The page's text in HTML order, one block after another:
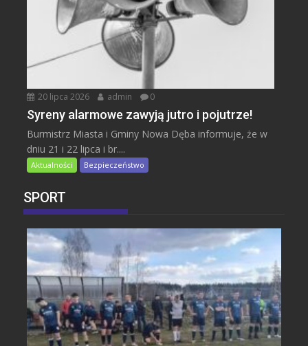
20 lipca 2026 admin 0
Syreny alarmowe zawyją jutro i pojutrze!
Burmistrz Miasta i Gminy Nowa Dęba informuje, że w
dniu 21 i 22 lipca i br....
Aktualności Bezpieczeństwo
SPORT